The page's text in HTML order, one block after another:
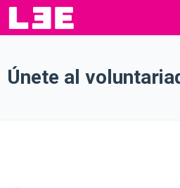
Únete al